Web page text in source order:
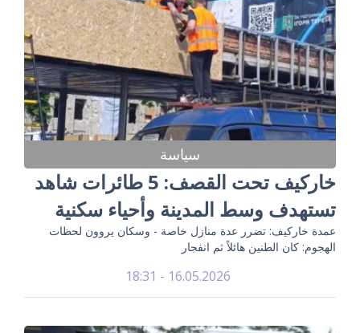
سياسة
خاركيف تحت القصف: 5 طائرات شاهد
تستهدف وسط المدينة وأحياء سكنية
عمدة خاركيف: تضرر عدة منازل خاصة - وسكان يروون لحظات
الهجوم: كان الطنين هائلاً ثم انفجار
16.05.2026 - 18:31